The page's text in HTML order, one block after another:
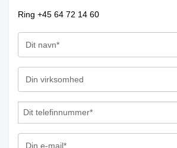
Ring +45 64 72 14 60